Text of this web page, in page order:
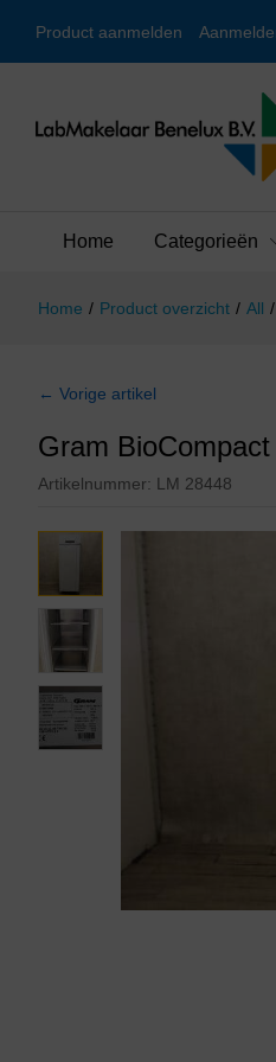
Product aanmelden
Home Categorieën
Home / Product overzicht / All /
← Vorige artikel
Gram
Artikelnummer: LM 28448